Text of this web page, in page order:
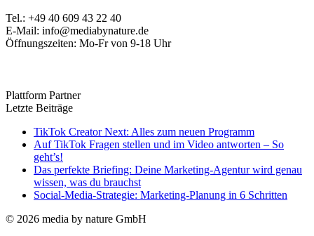
Tel.: +49 40 609 43 22 40
E-Mail: info@mediabynature.de
Öffnungszeiten: Mo-Fr von 9-18 Uhr
Plattform Partner
Letzte Beiträge
TikTok Creator Next: Alles zum neuen Programm
Auf TikTok Fragen stellen und im Video antworten – So
geht’s!
Das perfekte Briefing: Deine Marketing-Agentur wird genau
wissen, was du brauchst
Social-Media-Strategie: Marketing-Planung in 6 Schritten
© 2026 media by nature GmbH